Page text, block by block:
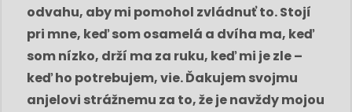
odvahu, aby mi pomohol zvládnuť to. Stojí
pri mne, keď som osamelá a dvíha ma, keď
som nízko, drží ma za ruku, keď mi je zle –
keď ho potrebujem, vie. Ďakujem svojmu
anjelovi strážnemu za to, že je navždy mojou